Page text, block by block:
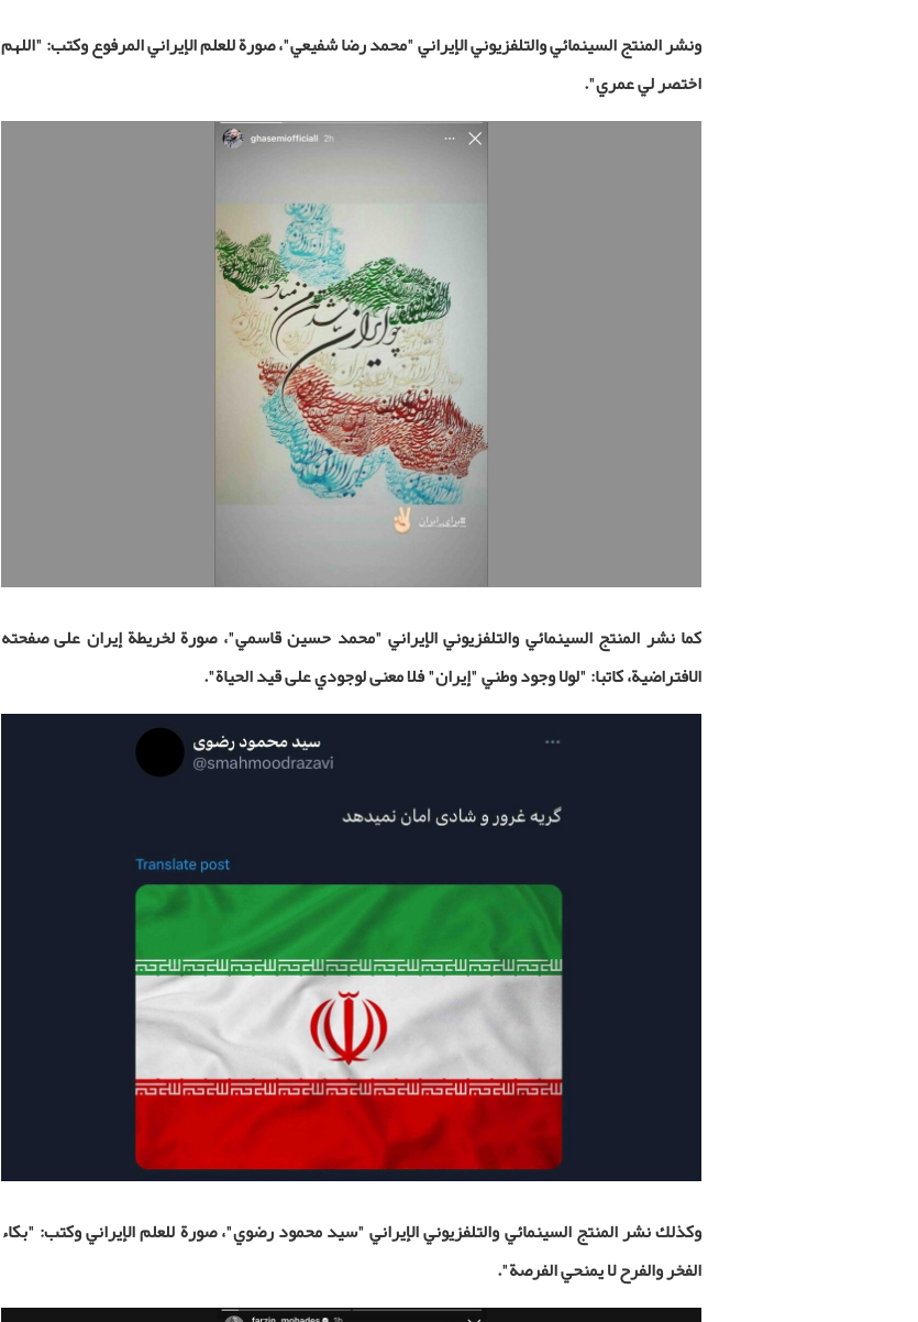
ونشر المنتج السينمائي والتلفزيوني الإيراني "محمد رضا شفيعي"، صورة للعلم الإيراني المرفوع وكتب: "اللهم
اختصر لي عمري".
كما نشر المنتج السينمائي والتلفزيوني الإيراني "محمد حسين قاسمي"، صورة لخريطة إيران على صفحته
الافتراضية، كاتبا: "لولا وجود وطني "إيران" فلا معنى لوجودي على قيد الحياة".
وكذلك نشر المنتج السينمائي والتلفزيوني الإيراني "سيد محمود رضوي"، صورة للعلم الإيراني وكتب: "بكاء
الفخر والفرح لا يمنحي الفرصة".